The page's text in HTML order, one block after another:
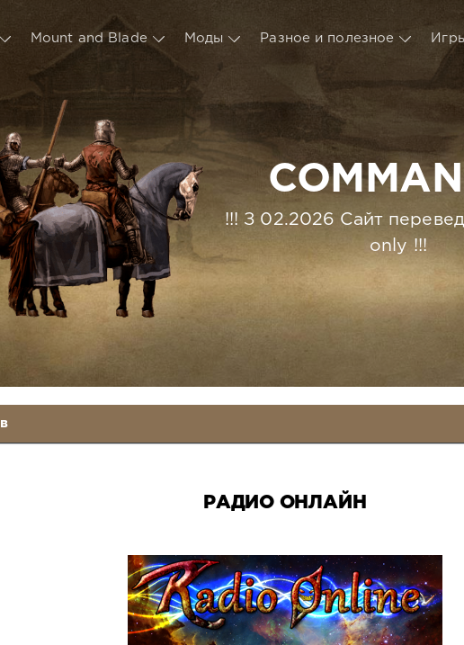
Mount and Blade Моды Разное и полезное
!!! З 02.2026 Сайт
only !!!
РАДИО ОНЛАЙН